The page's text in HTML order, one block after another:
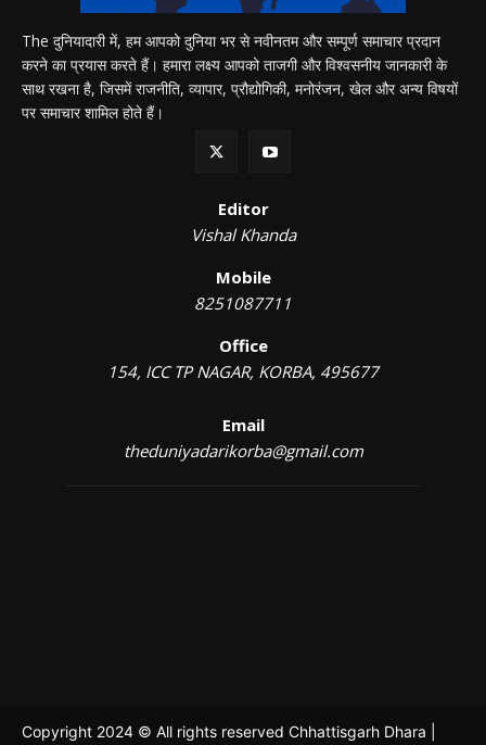
The दुनियादारी में, हम आपको दुनिया भर से नवीनतम और सम्पूर्ण समाचार प्रदान
करने का प्रयास करते हैं। हमारा लक्ष्य आपको ताजगी और विश्वसनीय जानकारी के
साथ रखना है, जिसमें राजनीति, व्यापार, प्रौद्योगिकी, मनोरंजन, खेल और अन्य विषयों
पर समाचार शामिल होते हैं।
Editor
Vishal Khanda
Mobile
8251087711
Office
154, ICC TP NAGAR, KORBA, 495677
Email
theduniyadarikorba@gmail.com
Copyright 2024 © All rights reserved Chhattisgarh Dhara |